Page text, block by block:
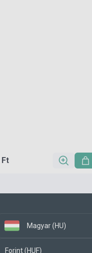
Ft
Magyar (HU)
Forint (HUF)